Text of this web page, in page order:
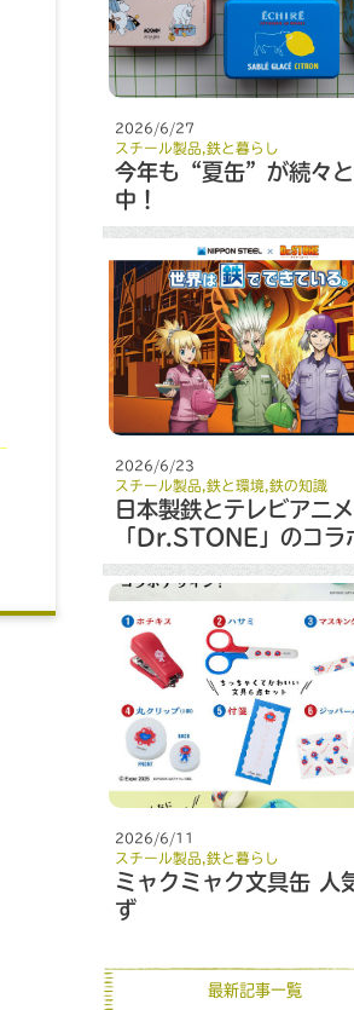
2026/6/27
スチール製品 鉄と暮らし
今年も“夏缶”が続々
中！
2026/6/23
スチール製品 鉄と環境, 鉄の知識
日本製鉄とテレビアニメ
「Dr.STONE」のコラ
ンペーン
2026/6/11
スチール製品 鉄と暮らし
ミャクミャク文具缶 人
ず
最新記事一覧